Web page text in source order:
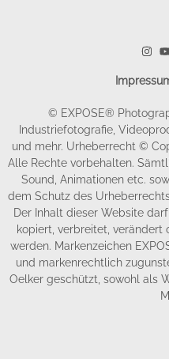
© EXPOSE®
Industriefotografie,
und mehr. Urheberrecht ©
Alle Rechte vorbehalten.
Sound, Animationen etc.
dem Schutz des
Der Inhalt dieser Website
kopiert, verbreitet,
werden. Markenzeichen
und markenrechtlich
Oelker geschützt, sowohl als